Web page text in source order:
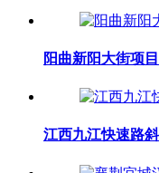
阳曲新阳大街项目
江西九江快速路